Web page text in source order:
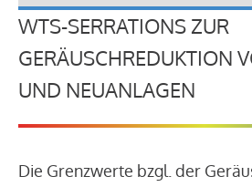
WTS-SERRATIONS ZUR
GERÄUSCHREDUKTION
UND NEUANLAGEN
Die Grenzwerte bzgl. der